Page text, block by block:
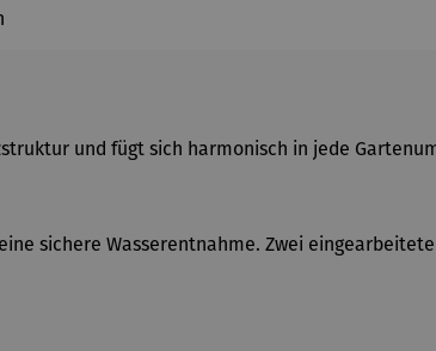
und fügt sich harmonisch in jede
sichere Wasserentnahme. Zwei